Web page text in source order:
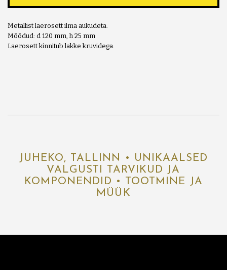
Metallist laerosett ilma aukudeta.
Mõõdud: d 120 mm, h 25 mm
Laerosett kinnitub lakke kruvidega.
JUHEKO, TALLINN • UNIKAALSED
VALGUSTI TARVIKUD JA
KOMPONENDID • TOOTMINE JA
MÜÜK